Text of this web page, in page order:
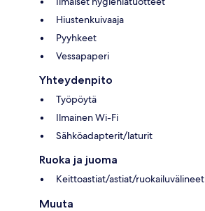
Hiustenkuivaaja
Pyyhkeet
Vessapaperi
Yhteydenpito
Työpöytä
Ilmainen Wi-Fi
Sähköadapterit/laturit
Ruoka ja juoma
Keittoastiat/astiat/ruokailuvälineet
Muuta